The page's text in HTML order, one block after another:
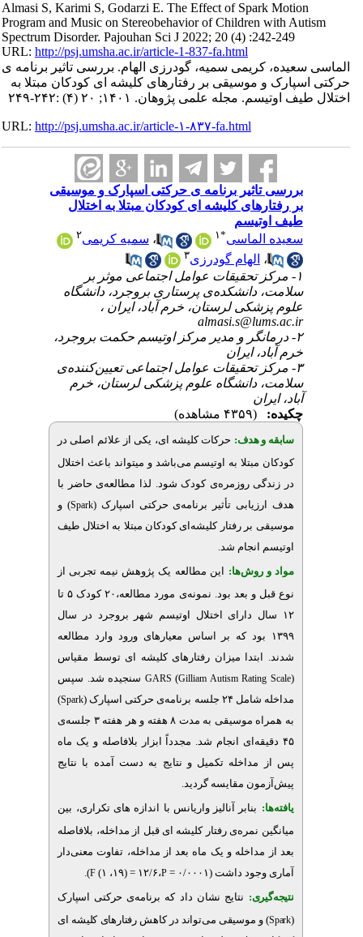
Almasi S, Karimi S, Godarzi E. The Effect of
Program and Music on Stereobehavior of
Spectrum Disorder. Pajouhan Sci J 2022; 20 (4)
URL:http://psj.umsha.ac.ir/article-1-837-fa.html
سمیه، گودرزی الهام. بررسی تاثیر برنامه ی
بر رفتارهای کلیشه ای کودکان مبتلا به
پژوهان. ۱۴۰۱; ۲۰ (۴) :۲۴۲-۲۴۹
URL:http://psj.umsha.ac.ir/article-۱-۸۳۷-fa.html
برنامه ی حرکتی اسپارک و موسیقی
کلیشه ای کودکان مبتلا به اختلال
،سمیه کریمی۲
گودرزی۳
تحقیقات عوامل اجتماعی موثر بر
پرستاری بروجرد، دانشگاه
لرستان، خرم آباد، ایران ،
و مدیر مرکز اوتیسم حکمت بروجرد،
تحقیقات عوامل اجتماعی تعیین‌کننده‌ی
علوم پزشکی لرستان، خرم
حرکات کلیشه ای، یکی از علائم اصلی در
به اوتیسم می‌باشد و می‏تواند باعث اختلال
روزمره‌ی کودک شود. لذا مطالعه‌ی حاضر با
تأثیر برنامه‌ی حرکتی اسپارک ( Spark) و
رفتار کلیشه‌ای کودکان مبتلا به اختلال طیف
این مطالعه یک پژوهش نیمه تجربی از
نوع قبل و بعد بود. نمونه‌ی مورد مطالعه،۲۰ کودک ۵ تا
دارای اختلال اوتیسم شهر بروجرد در سال
بود که بر اساس معیارهای ورود وارد مطالعه
میزان رفتارهای کلیشه ‏ای توسط مقیاس
Gilliam Autism
)
GARSسنجیده شد. سپس
Spark
)
به همراه موسیقی‌ به مدت ۸ هفته و هر هفته ۳ جلسه‌ی
انجام شد. مجدداً ابزار بلافاصله و یک ماه
تکمیل و نتایج به دست آمده با نتایج
مقایسه گردید.
آنالیز واریانس با اندازه‏ های تکراری، بین
رفتار کلیشه‏ ای قبل از مداخله، بلافاصله
و یک ماه بعد از مداخله، تفاوت معنی‌دار
P،۱۲/۶ = (۱۹، ۱) F
)
.
نتایج نشان داد که برنامه‌ی حرکتی اسپارک
موسیقی می‌تواند در کاهش رفتارهای کلیشه‏ ای